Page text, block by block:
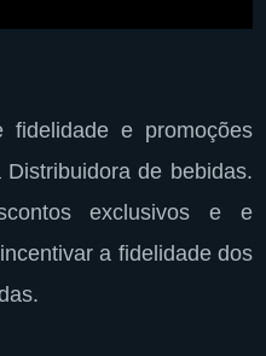
fidelidade e promoções
de bebidas.
exclusivos e e
a fidelidade dos